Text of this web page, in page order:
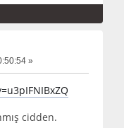
»
cidden.